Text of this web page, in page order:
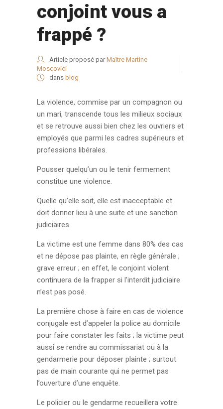
conjoint vous a
frappé ?
Article proposé par Maître Martine
Moscovici
dans blog
La violence, commise par un compagnon ou
un mari, transcende tous les milieux sociaux
et se retrouve aussi bien chez les ouvriers et
employés que parmi les cadres supérieurs et
professions libérales.
Pousser quelqu’un ou le tenir fermement
constitue une violence.
Quelle qu’elle soit, elle est inacceptable et
doit donner lieu à une suite et une sanction
judiciaires.
La victime est une femme dans 80% des cas
et ne dépose pas plainte, en règle générale ;
grave erreur ; en effet, le conjoint violent
continuera de la frapper si l’interdit judiciaire
n’est pas posé.
La première chose à faire en cas de violence
conjugale est d’appeler la police au domicile
pour faire constater les faits ; la victime peut
aussi se rendre au commissariat ou à la
gendarmerie pour déposer plainte ; surtout
pas de main courante qui ne permet pas
l’ouverture d’une enquête.
Le policier ou le gendarme recueillera votre